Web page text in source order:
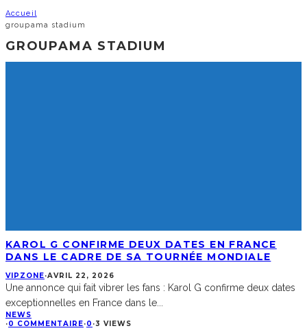
Accueil
groupama stadium
GROUPAMA STADIUM
KAROL G CONFIRME DEUX DATES EN FRANCE
DANS LE CADRE DE SA TOURNÉE MONDIALE
VIPZONE·AVRIL 22, 2026
Une annonce qui fait vibrer les fans : Karol G confirme deux dates
exceptionnelles en France dans le
NEWS
·0 COMMENTAIRE·0 ·3 VIEWS